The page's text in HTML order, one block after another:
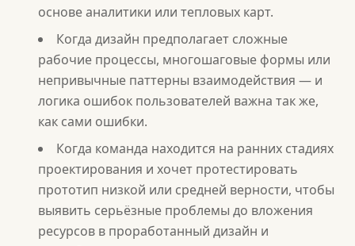
основе аналитики или тепловых карт.
Когда дизайн предполагает сложные
рабочие процессы, многошаговые формы или
непривычные паттерны взаимодействия — и
логика ошибок пользователей важна так же,
как сами ошибки.
Когда команда находится на ранних стадиях
проектирования и хочет протестировать
прототип низкой или средней верности, чтобы
выявить серьёзные проблемы до вложения
ресурсов в проработанный дизайн и